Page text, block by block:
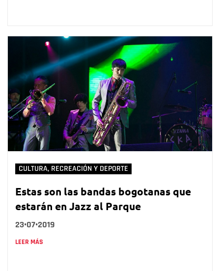
CULTURA, RECREACIÓN Y DEPORTE
Estas son las bandas bogotanas que
estarán en Jazz al Parque
23•07•2019
LEER MÁS